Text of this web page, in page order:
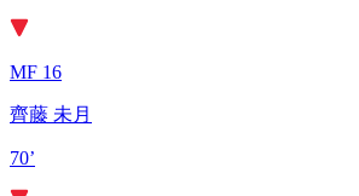
MF 16
齊藤 未月
70’